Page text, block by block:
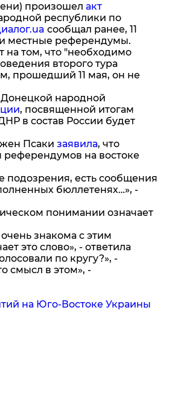
произошел акт
республики по
сообщал ранее, 11
местные референдумы.
на том, что "необходимо
второго тура
прошедший 11 мая, он не
Донецкой народной
, посвященной итогам
в состав России будет
Псаки заявила, что
на востоке
подозрения, есть сообщения
бюллетенях…», -
понимании означает
знакома с этим
это слово», - ответила
по кругу?», -
смысл в этом», -
на Юго-Востоке Украины